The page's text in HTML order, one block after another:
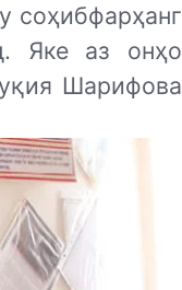
соҳибфарҳанг
Яке аз онҳо
Шарифова